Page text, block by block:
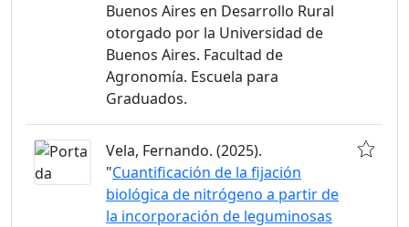
Buenos Aires en Desarrollo Rural
otorgado por la Universidad de
Buenos Aires. Facultad de
Agronomía. Escuela para
Graduados.
Vela, Fernando. (2025).
"Cuantificación de la fijación
biológica de nitrógeno a partir de
la incorporación de leguminosas